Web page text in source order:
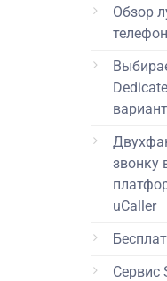
Обзор
звонку
uCaller
Сервис